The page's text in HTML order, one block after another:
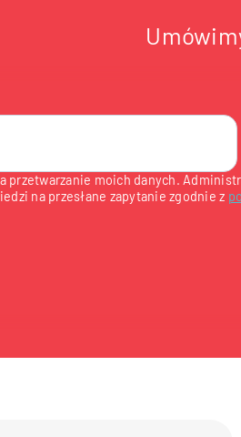
przetwarzanie moich danych.
na przesłane zapytanie zgodnie z